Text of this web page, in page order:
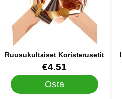
Ruusukultaiset Koristerusetit
Tuote.nro 37003
€4.51
Osta